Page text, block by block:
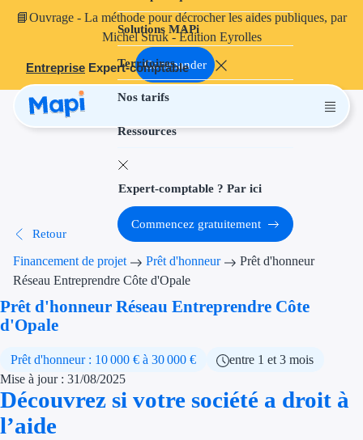
📘Ouvrage - La méthode pour décrocher les aides publiques, par
Michel Struk - Édition Eyrolles
Commander
Entreprise Expert-comptable
Solutions MAPi
Territoires
Nos tarifs
Ressources
Projets finançables
Aides à
Aides
Thématiques
Financement
Aides RSE
Expert-comptable ? Par ici
Commencez gratuitement
Retour
Financement de projet Prêt d'honneur
Prêt d'honneur
Réseau Entreprendre Côte d'Opale
Prêt d'honneur Réseau Entreprendre Côte
d'Opale
Prêt d'honneur : 10 000 € à 30 000 €
entre 1 et 3 mois
Mise à jour : 31/08/2025
Découvrez si votre société a droit à
l’aide